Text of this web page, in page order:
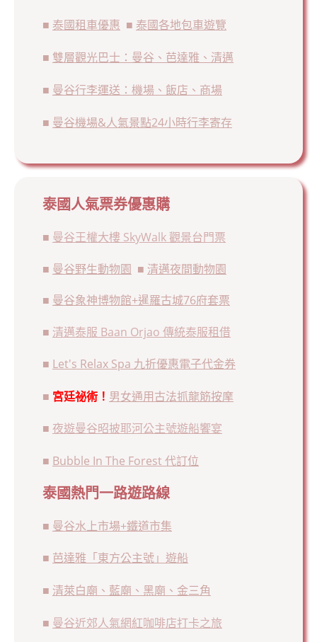
■ 泰國租車優惠 ■ 泰國各地包車遊覽
■ 雙層觀光巴士：曼谷、芭達雅、清邁
■ 曼谷行李運送：機場、飯店、商場
■ 曼谷機場&人氣景點24小時行李寄存
泰國人氣票券優惠購
■ 曼谷王權大樓 SkyWalk 觀景台門票
■ 曼谷野生動物園 ■ 清邁夜間動物園
■ 曼谷象神博物館+暹羅古城76府套票
■ 清邁泰服 Baan Orjao 傳統泰服租借
■ Let's Relax Spa 九折優惠電子代金券
■ 宮廷祕術！ 男女通用古法抓龍筋按摩
■ 夜遊曼谷昭披耶河公主號遊船饗宴
■ Bubble In The Forest 代訂位
泰國熱門一路遊路線
■ 曼谷水上市場+鐵道市集
■ 芭達雅「東方公主號」遊船
■ 清萊白廟、藍廟、黑廟、金三角
■ 曼谷近郊人氣網紅咖啡店打卡之旅